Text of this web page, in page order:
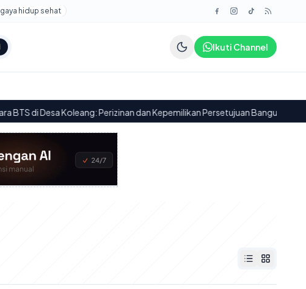
hidup sehat
Ikuti Channel
Koleang: Perizinan dan Kepemilikan Persetujuan Bangunan Gedung (PBG)